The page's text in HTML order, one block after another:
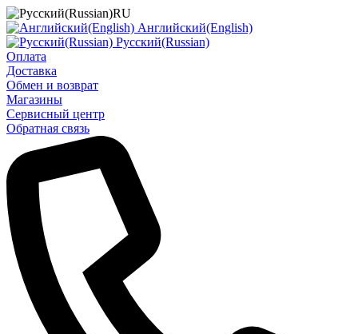
RU
Английский(English)
Русский(Russian)
Оплата
Доставка
Обмен и возврат
Магазины
Сервисный центр
Обратная связь